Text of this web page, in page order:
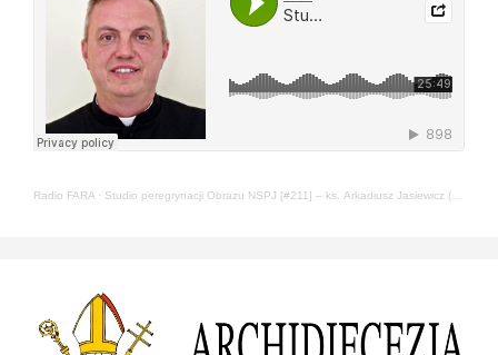
Radio FARA · Studio peregrynacji Obrazu NSPJ [#211] – ks. Arkadiusz Jasiewicz (22.05.2024)